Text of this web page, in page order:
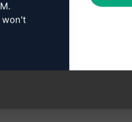
a keresőmotorok találati listáin
blogíráshoz
won't